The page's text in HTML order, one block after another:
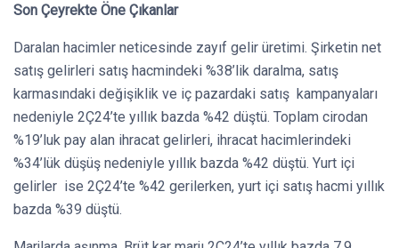
Son Çeyrekte Öne Çıkanlar
Daralan hacimler neticesinde zayıf gelir üretimi. Şirketin net
satış gelirleri satış hacmindeki %38’lik daralma, satış
karmasındaki değişiklik ve iç pazardaki satış kampanyaları
nedeniyle 2Ç24’te yıllık bazda %42 düştü. Toplam cirodan
%19’luk pay alan ihracat gelirleri, ihracat hacimlerindeki
%34’lük düşüş nedeniyle yıllık bazda %42 düştü. Yurt içi
gelirler ise 2Ç24’te %42 gerilerken, yurt içi satış hacmi yıllık
bazda %39 düştü.